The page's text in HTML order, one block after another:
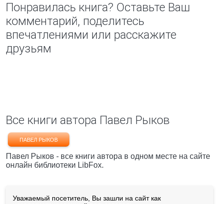
Понравилась книга? Оставьте Ваш
комментарий, поделитесь
впечатлениями или расскажите
друзьям
Все книги автора Павел Рыков
ПАВЕЛ РЫКОВ
Павел Рыков - все книги автора в одном месте на сайте
онлайн библиотеки LibFox.
Уважаемый посетитель, Вы зашли на сайт как